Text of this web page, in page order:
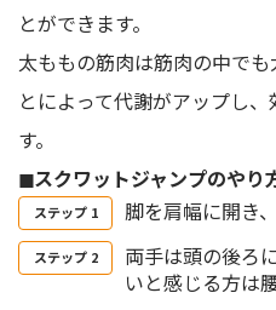
とができます。
太ももの筋肉は筋肉の中で
とによって代謝がアップし
す。
◼︎スクワットジャンプのやり
脚を肩幅に開き
両手は頭の後ろ
いと感じる方は